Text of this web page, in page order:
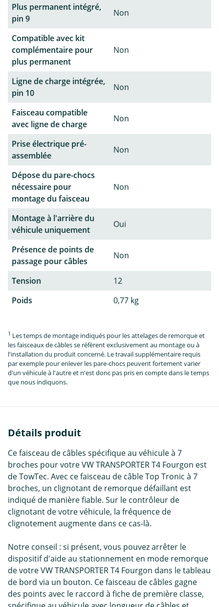
Plus permanent intégré,
pin 9
Non
Compatible avec kit
complémentaire pour
plus permanent
Non
Ligne de charge intégrée,
pin 10
Non
Faisceau compatible
avec ligne de charge
Non
Prise électrique pré-
assemblée
Non
Dépose du pare-chocs
nécessaire pour
montage du faisceau
Non
Montage à l'arrière du
véhicule uniquement
Oui
Présence de points de
passage pour câbles
Non
Tension
12
Poids
0,77 kg
1 Les temps de montage indiqués pour les attelages de remorque et
les faisceaux de câbles se réfèrent exclusivement au montage ou à
l'installation du produit concerné. Le travail supplémentaire requis
par exemple pour enlever les pare-chocs peuvent fortement varier
d'un véhicule à l'autre et n'est donc pas pris en compte dans le temps
que nous indiquons.
Détails produit
Ce faisceau de câbles spécifique au véhicule à 7
broches pour votre VW TRANSPORTER T4 Fourgon est
de TowTec. Avec ce faisceau de câble Top Tronic à 7
broches, un clignotant de remorque défaillant est
indiqué de manière fiable. Sur le contrôleur de
clignotant de votre véhicule, la fréquence de
clignotement augmente dans ce cas-là.
Notre conseil : si présent, vous pouvez arrêter le
dispositif d'aide au stationnement en mode remorque
de votre VW TRANSPORTER T4 Fourgon dans le tableau
de bord via un bouton. Ce faisceau de câbles gagne
des points avec le raccord à fiche de première classe,